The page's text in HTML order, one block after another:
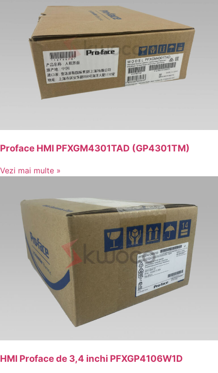
Proface HMI PFXGM4301TAD (GP4301TM)
Vezi mai multe »
HMI Proface de 3,4 inchi PFXGP4106W1D